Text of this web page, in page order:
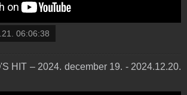
06:06:38
HIT – 2024. december 19. - 2024.12.20.